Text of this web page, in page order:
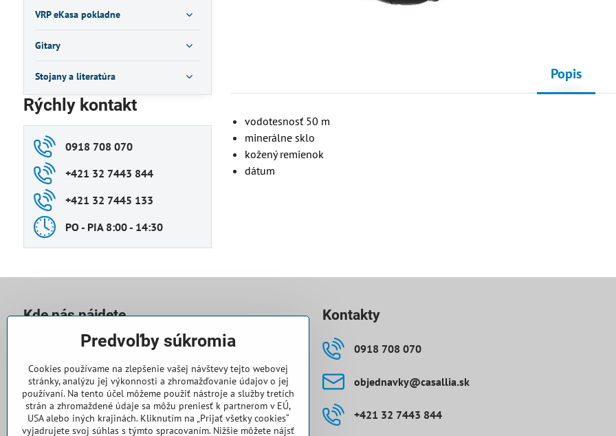
Popis
vodotesnosť 50 m
minerálne sklo
kožený remienok
dátum
VRP eKasa pokladne
Gitary
Stojany a literatúra
Rýchly kontakt
0918 708 070
+421 32 7443 844
+421 32 7445 133
PO - PIA 8:00 - 14:30
Kde nás nájdete
Casallia Slovakia s​.r​.o​.
91101 Trenčín
PO - PIA 8:00 - 14:30
Kontakty
0918 708 070
objednavky​@casallia​.sk
+421 32 7443 844
Predvoľby súkromia
Cookies používame na zlepšenie vašej návštevy tejto webovej
stránky, analýzu jej výkonnosti a zhromažďovanie údajov o jej
používaní. Na tento účel môžeme použiť nástroje a služby tretích
strán a zhromaždené údaje sa môžu preniesť k partnerom v EÚ,
USA alebo iných krajinách. Kliknutím na „Prijať všetky cookies“
vyjadrujete svoj súhlas s týmto spracovaním. Nižšie môžete nájsť